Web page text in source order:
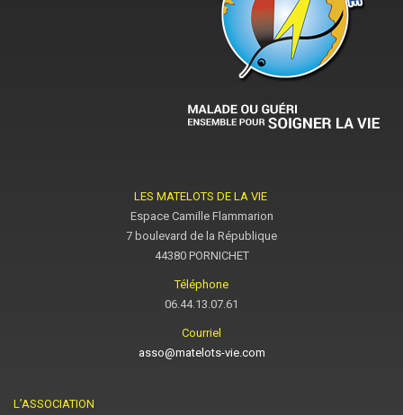
LES MATELOTS DE LA VIE
Espace Camille Flammarion
7 boulevard de la République
44380 PORNICHET
Téléphone
06.44.13.07.61
Courriel
asso@matelots-vie.com
L’ASSOCIATION